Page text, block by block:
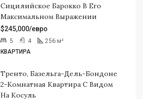
Сицилийское Барокко В Его
Максимальном Выражении
$245,000/евро
5 4 256 м²
КВАРТИРА
Тренто, Базельга-Дель-Бондоне
2-Комнатная Квартира С Видом
На Косуль